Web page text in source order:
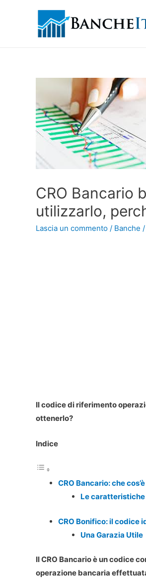
CRO Bancario
utilizzarlo,
Lascia un commento / Banche
Il codice di riferimento
ottenerlo?
Indice
CRO Bancario: che
Le caratteristiche
CRO Bonifico: il codice
Una Garazia Utile
IlCRO Bancarioè un codice
operazione bancaria